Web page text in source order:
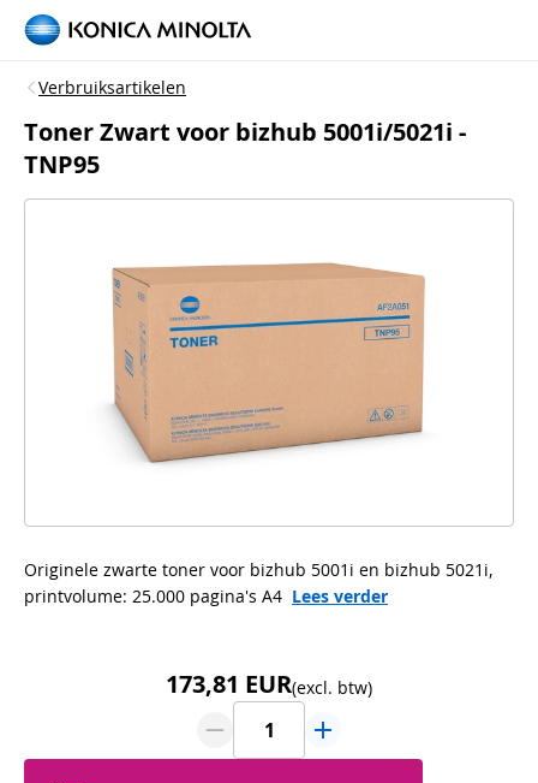
Verbruiksartikelen
Toner Zwart voor bizhub 5001i/5021i -
TNP95
Originele zwarte toner voor bizhub 5001i en bizhub 5021i,
printvolume: 25.000 pagina's A4 Lees verder
173,81 EUR(excl. btw)